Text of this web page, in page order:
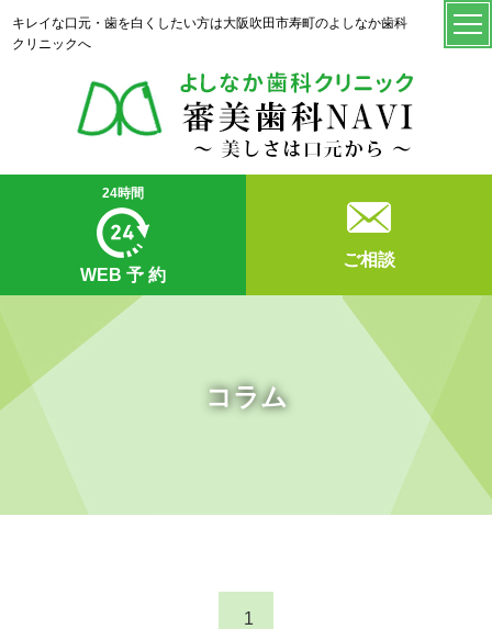
キレイな口元・歯を白くしたい方は大阪吹田市寿町のよしなか歯科
クリニックへ
24時間
WEB 予 約
ご相談
コラム
1